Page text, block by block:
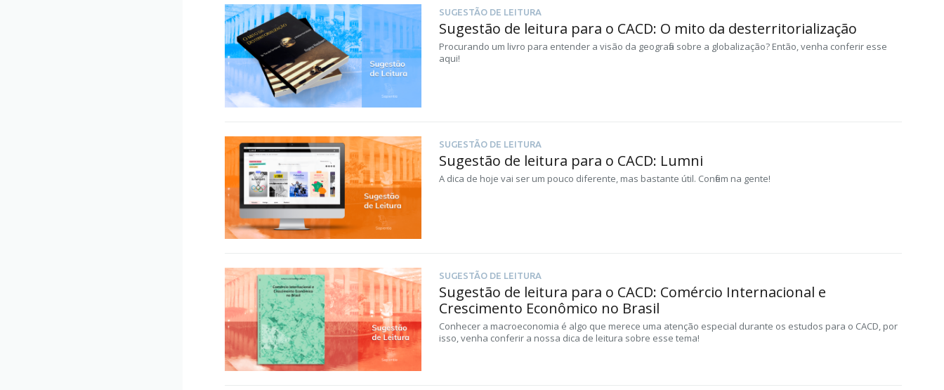
SUGESTÃO DE LEITURA
Sugestão de leitura para o CACD: O mito da desterritorialização
Procurando um livro para entender a visão da geografia sobre a globalização? Então, venha conferir esse
aqui!
SUGESTÃO DE LEITURA
Sugestão de leitura para o CACD: Lumni
A dica de hoje vai ser um pouco diferente, mas bastante útil. Confiem na gente!
SUGESTÃO DE LEITURA
Sugestão de leitura para o CACD: Comércio Internacional e
Crescimento Econômico no Brasil
Conhecer a macroeconomia é algo que merece uma atenção especial durante os estudos para o CACD, por
isso, venha conferir a nossa dica de leitura sobre esse tema!